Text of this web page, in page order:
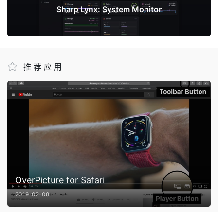
Sharp Lynx: System Monitor
推荐应用
OverPicture for Safari
2019-02-08